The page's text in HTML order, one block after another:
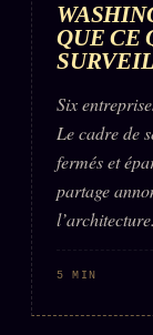
QUE CE
Six
Le cadre de
fermés et
partage
l’architecture.
5 MIN